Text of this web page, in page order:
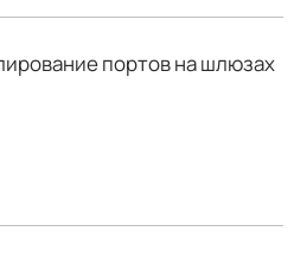
портов на шлюзах